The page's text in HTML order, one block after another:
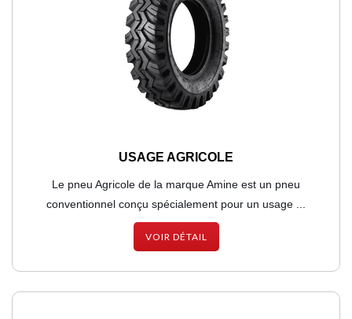
USAGE AGRICOLE
Le pneu Agricole de la marque Amine est un pneu
conventionnel conçu spécialement pour un usage ...
VOIR DÉTAIL